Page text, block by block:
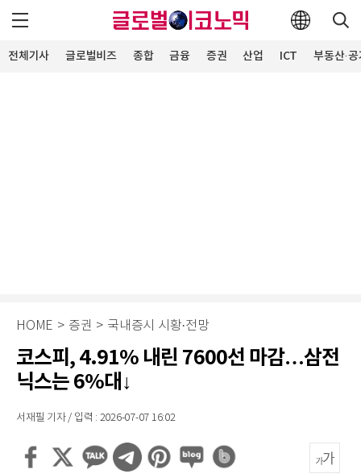
전체기사 글로벌비즈 종합 금융 증권 산업 ICT 부동산·
HOME > 증권 > 국내증시 시황·전망
코스피, 4.91% 내린 7600선 마감…삼전
닉스는 6%대↓
서재필 기자 / 입력 : 2026-07-07 16:02